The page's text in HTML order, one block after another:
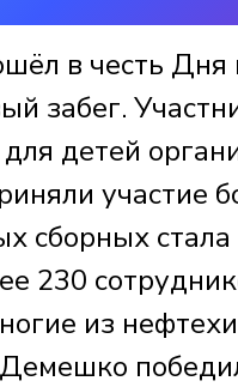
в честь Дня
забег.
детей
участие
сборных
230
из